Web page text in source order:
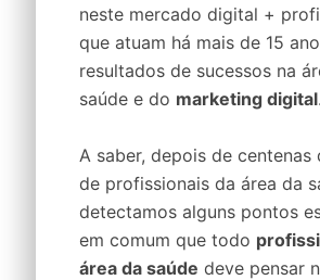
neste mercado digital +
que atuam há mais de 15
resultados de sucessos na
saúde e do marketing digital.
A saber, depois de centenas
de profissionais da área da
detectamos alguns pontos
em comum que todo
área da saúde deve pensar